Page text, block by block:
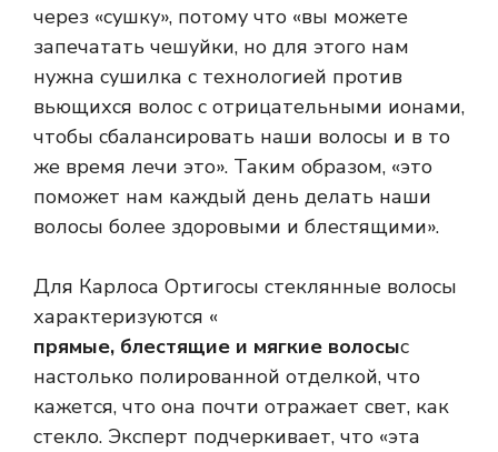
через «сушку», потому что «вы можете
запечатать чешуйки, но для этого нам
нужна сушилка с технологией против
вьющихся волос с отрицательными ионами,
чтобы сбалансировать наши волосы и в то
же время лечи это». Таким образом, «это
поможет нам каждый день делать наши
волосы более здоровыми и блестящими».
Для Карлоса Ортигосы стеклянные волосы
характеризуются «
прямые, блестящие и мягкие волосыс
настолько полированной отделкой, что
кажется, что она почти отражает свет, как
стекло. Эксперт подчеркивает, что «эта